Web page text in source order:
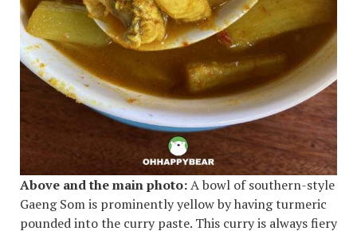
Above and the main photo:A bowl of southern-style
Gaeng Som is prominently yellow by having turmeric
pounded into the curry paste. This curry is always fiery